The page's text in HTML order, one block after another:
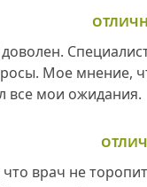
Мое мнение,
все мои ожидания.
врач не